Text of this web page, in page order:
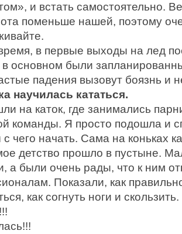
и встать самостоятельно.
поменьше нашей, поэтому
в первые выходы на лед
в основном были
падения вызовут боязнь и
научилась кататься.
на каток, где занимались
команды. Я просто подошла и
с чего начать. Сама на коньках
детство прошло в пустыне.
а были очень рады, что к ним
Показали, как
как согнуть ноги и